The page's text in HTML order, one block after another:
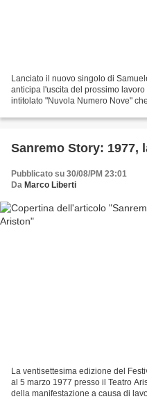
Lanciato il nuovo singolo di
anticipa l'uscita del prossimo
intitolato "Nuvola Numero Nove"
Sanremo Story: 1977,
Pubblicato su 30/08/PM 23:01
Da Marco Liberti
La ventisettesima edizione del
al 5 marzo 1977 presso il Teatro
della manifestazione a causa di